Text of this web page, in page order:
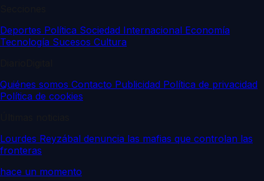
Deportes Política Sociedad Internacional Economía
Tecnología Sucesos Cultura
Quiénes somos Contacto Publicidad Política de privacidad
Política de cookies
Lourdes Reyzábal denuncia las mafias que controlan las
fronteras
hace un momento